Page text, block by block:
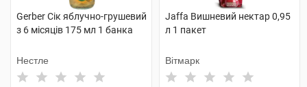
Gerber Сік яблучно-грушевий
з 6 місяців 175 мл 1 банка
Нестле
Jaffa Вишневий нектар 0,95
л 1 пакет
Вітмарк